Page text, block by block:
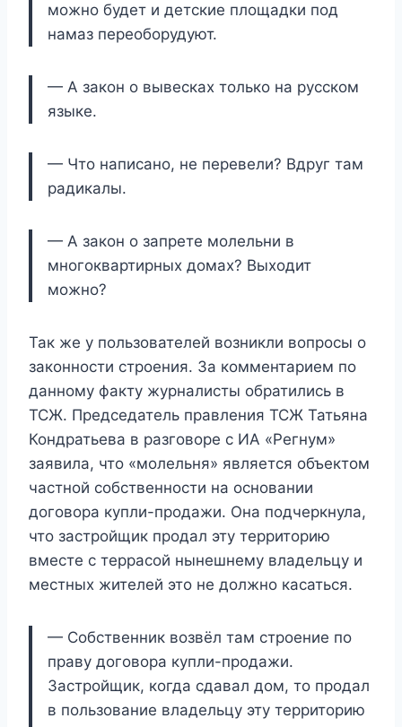
можно будет и детские площадки под
намаз переоборудуют.
— А закон о вывесках только на русском
языке.
— Что написано, не перевели? Вдруг там
радикалы.
— А закон о запрете молельни в
многоквартирных домах? Выходит
можно?
Так же у пользователей возникли вопросы о
законности строения. За комментарием по
данному факту журналисты обратились в
ТСЖ. Председатель правления ТСЖ Татьяна
Кондратьева в разговоре с ИА «Регнум»
заявила, что «молельня» является объектом
частной собственности на основании
договора купли-продажи. Она подчеркнула,
что застройщик продал эту территорию
вместе с террасой нынешнему владельцу и
местных жителей это не должно касаться.
— Собственник возвёл там строение по
праву договора купли-продажи.
Застройщик, когда сдавал дом, то продал
в пользование владельцу эту территорию